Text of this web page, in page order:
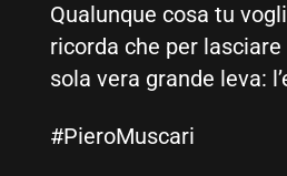
Qualunque cosa tu
ricorda che per
sola vera grande leva:
#PieroMuscari